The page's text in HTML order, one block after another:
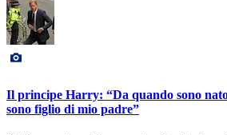
Il principe Harry: “Da quando sono
sono figlio di mio padre”